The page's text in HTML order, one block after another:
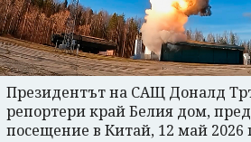
Президентът на САЩ Доналд
репортери край Белия дом,
посещение в Китай, 12 май